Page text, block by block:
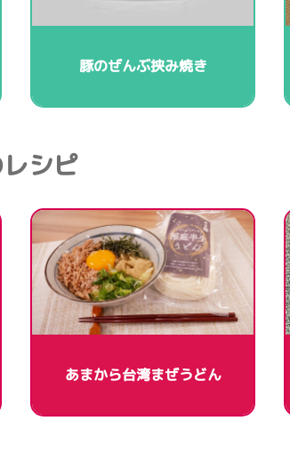
豚のぜんぶ挟み焼き
シピ
あまから台湾まぜうどん